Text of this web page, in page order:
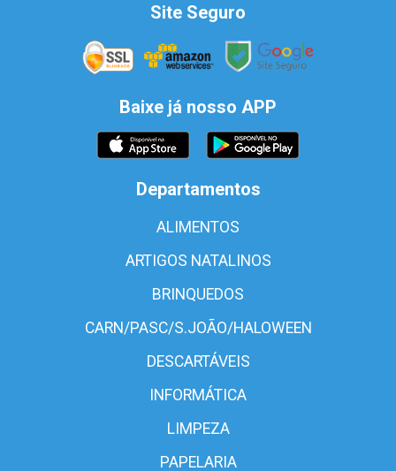
Site Seguro
Baixe já nosso APP
Departamentos
ALIMENTOS
ARTIGOS NATALINOS
BRINQUEDOS
CARN/PASC/S.JOÃO/HALOWEEN
DESCARTÁVEIS
INFORMÁTICA
LIMPEZA
PAPELARIA